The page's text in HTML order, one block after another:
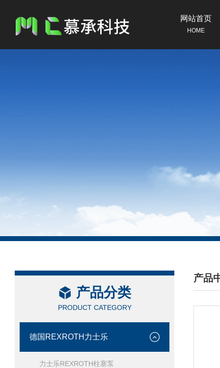
网站首页
HOME
产品分类
PRODUCT CATEGORY
德国REXROTH力士乐
力士乐REXROTH柱塞泵
产品
/